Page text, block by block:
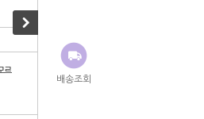
배송조회
르 자스페로 코리아